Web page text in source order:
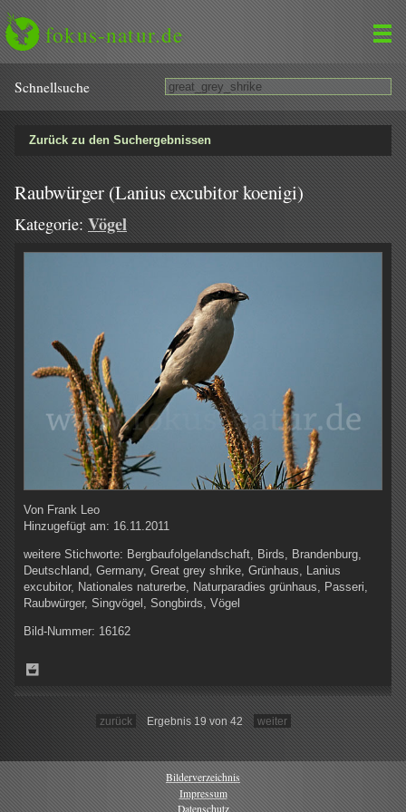
fokus-natur.de
Schnell­suche
Zurück zu den Suchergebnissen
Raubwürger (Lanius excubitor koenigi)
Kategorie: Vögel
Von Frank Leo
Hinzugefügt am: 16.11.2011
weitere Stichworte: Bergbaufolgelandschaft, Birds, Brandenburg,
Deutschland, Germany, Great grey shrike, Grünhaus, Lanius
excubitor, Nationales naturerbe, Naturparadies grünhaus, Passeri,
Raubwürger, Singvögel, Songbirds, Vögel
Bild-Nummer: 16162
zurück Ergebnis 19 von 42 weiter
Bilderverzeichnis
Impressum
Datenschutz